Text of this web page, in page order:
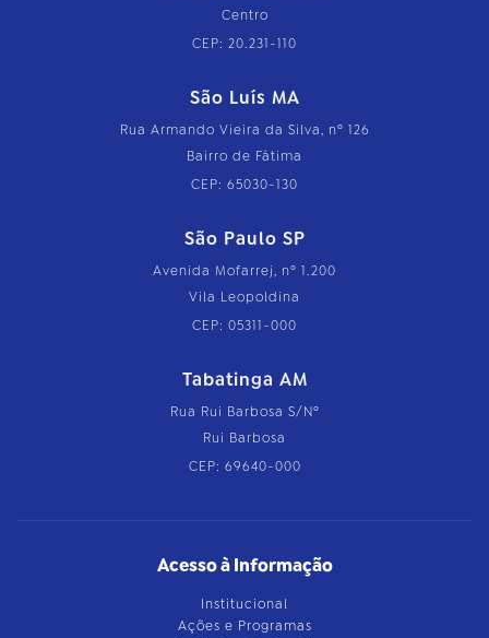
Centro
CEP: 20.231-110
São Luís MA
Rua Armando Vieira da Silva, nº 126
Bairro de Fátima
CEP: 65030-130
São Paulo SP
Avenida Mofarrej, nº 1.200
Vila Leopoldina
CEP: 05311-000
Tabatinga AM
Rua Rui Barbosa S/Nº
Rui Barbosa
CEP: 69640-000
Acesso à Informação
Institucional
Ações e Programas